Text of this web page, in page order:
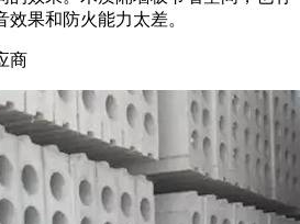
果和防火能力太差。
商